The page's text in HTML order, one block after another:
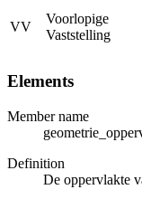
VV
Voorlopige
Vaststelling
Elements
Member name
Definition
De oppervlakte